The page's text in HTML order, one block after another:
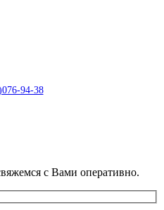
94-38
с Вами оперативно.